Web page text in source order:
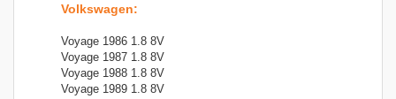
Volkswagen:
Voyage 1986 1.8 8V
Voyage 1987 1.8 8V
Voyage 1988 1.8 8V
Voyage 1989 1.8 8V